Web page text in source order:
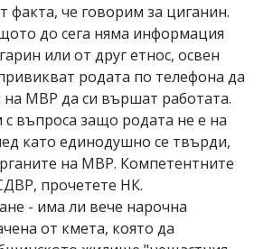
факта, че говорим за циганин.
до сега няма информация
или от друг етнос, освен
родата по телефона да
на МВР да си вършат работата.
въпроса защо родата не е на
като единодушно се твърди,
на МВР. Компетентните
прочетете НК.
- има ли вече нарочна
от кмета, която да